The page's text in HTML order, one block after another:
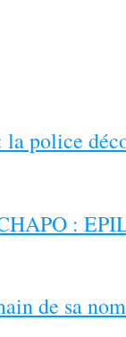
la police
:
de sa